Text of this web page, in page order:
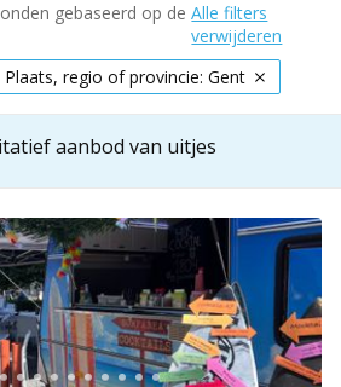
gebaseerd op de Alle filters
verwijderen
Plaats, regio of provincie: Gent
aanbod van uitjes